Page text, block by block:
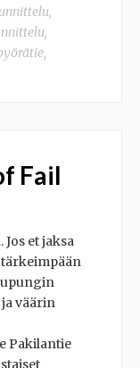
,
,
,
Fail
et jaksa
väärin
Pakilantie